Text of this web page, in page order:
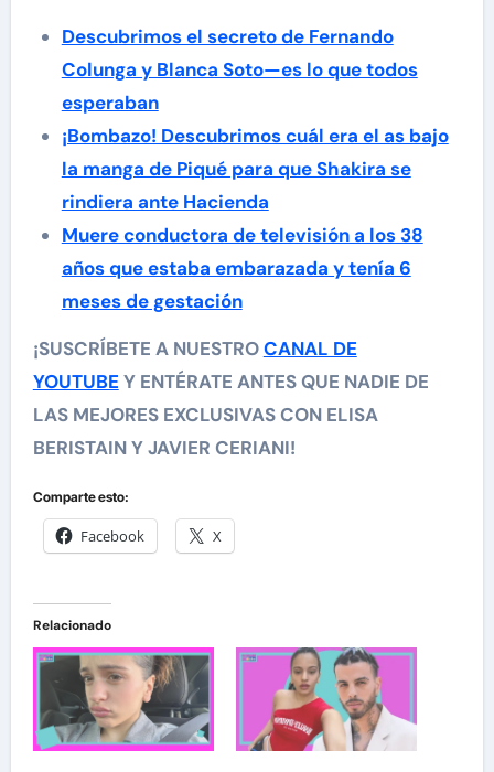
Descubrimos el secreto de Fernando
Colunga y Blanca Soto—es lo que todos
esperaban
¡Bombazo! Descubrimos cuál era el as bajo
la manga de Piqué para que Shakira se
rindiera ante Hacienda
Muere conductora de televisión a los 38
años que estaba embarazada y tenía 6
meses de gestación
¡SUSCRÍBETE A NUESTROCANAL DE
YOUTUBE Y ENTÉRATE ANTES QUE NADIE DE
LAS MEJORES EXCLUSIVAS CON ELISA
BERISTAIN Y JAVIER CERIANI!
Comparte esto:
Facebook X
Relacionado